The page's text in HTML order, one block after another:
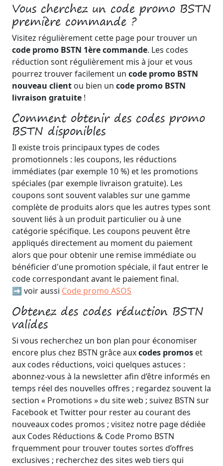
Vous cherchez un code promo BSTN
première commande ?
Visitez régulièrement cette page pour trouver un
code promo BSTN 1ère commande. Les codes
réduction sont régulièrement mis à jour et vous
pourrez trouver facilement un code promo BSTN
nouveau client ou bien un code promo BSTN
livraison gratuite !
Comment obtenir des codes promo
BSTN disponibles
Il existe trois principaux types de codes
promotionnels : les coupons, les réductions
immédiates (par exemple 10 %) et les promotions
spéciales (par exemple livraison gratuite). Les
coupons sont souvent valables sur une gamme
complète de produits alors que les autres types sont
souvent liés à un produit particulier ou à une
catégorie spécifique. Les coupons peuvent être
appliqués directement au moment du paiement
alors que pour obtenir une remise immédiate ou
bénéficier d'une promotion spéciale, il faut entrer le
code correspondant avant le paiement final.
➡️ voir aussi Code promo ASOS
Obtenez des codes réduction BSTN
valides
Si vous recherchez un bon plan pour économiser
encore plus chez BSTN grâce auxcodes promos et
aux codes réductions, voici quelques astuces :
abonnez-vous à la newsletter afin d’être informés en
temps réel des nouvelles offres ; regardez souvent la
section « Promotions » du site web ; suivez BSTN sur
Facebook et Twitter pour rester au courant des
nouveaux codes promos ; visitez notre page dédiée
aux Codes Réductions & Code Promo BSTN
frquemment pour trouver toutes sortes d’offres
exclusives ; recherchez des sites web tiers qui